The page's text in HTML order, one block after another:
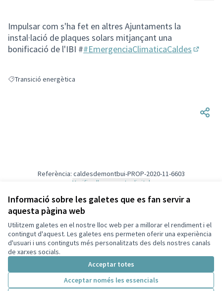
Informació sobre les galetes que es fan servir a
aquesta pàgina web
Utilitzem galetes en el nostre lloc web per a millorar el rendiment i el
contingut d'aquest. Les galetes ens permeten oferir una experiència
d'usuari i uns continguts més personalitzats des dels nostres canals
de xarxes socials.
Acceptar totes
Acceptar només les essencials
Impulsar com s'ha fet en altres Ajuntaments la
instal·lació de plaques solars mitjançant una
bonificació de l'IBI ##EmergenciaClimaticaCaldes
Resultats en filtrar per: Transició energètica
Transició energètica
Referència: caldesdemontbui-PROP-2020-11-6603
Verifica l'empremta digital
Termes i condicions d'ús
Configuració de les galetes
#CaldesDecidim a X
(Enllaç extern)
#CaldesDecidim a Facebook
(Enllaç extern)
#CaldesDecidim a Instagram
(Enllaç extern)
#CaldesDecidim a YouTube
(Enllaç extern)
Triar la llenguaElegir el idioma